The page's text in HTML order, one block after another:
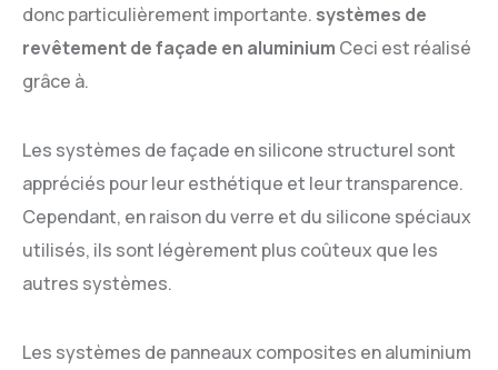
donc particulièrement importante. systèmes de
revêtement de façade en aluminium Ceci est réalisé
grâce à.
Les systèmes de façade en silicone structurel sont
appréciés pour leur esthétique et leur transparence.
Cependant, en raison du verre et du silicone spéciaux
utilisés, ils sont légèrement plus coûteux que les
autres systèmes.
Les systèmes de panneaux composites en aluminium